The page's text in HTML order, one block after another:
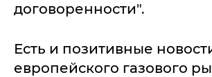
договоренности".
Есть и позитивные
европейского газового